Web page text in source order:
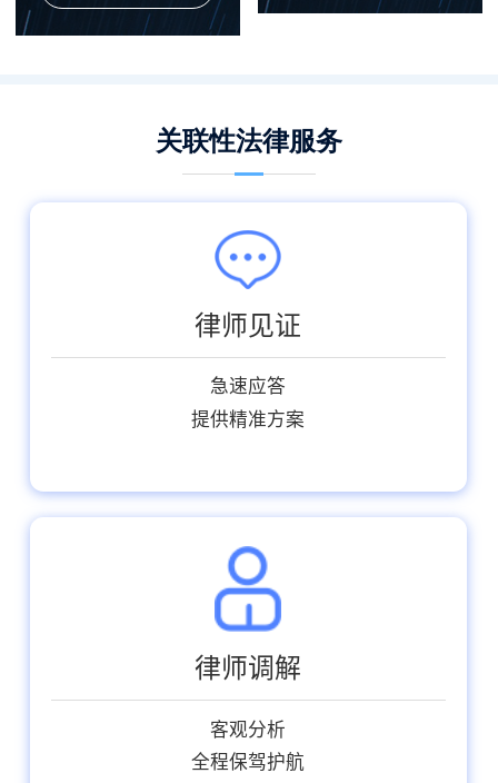
关联性法律服务
律师见证
急速应答
提供精准方案
律师调解
客观分析
全程保驾护航